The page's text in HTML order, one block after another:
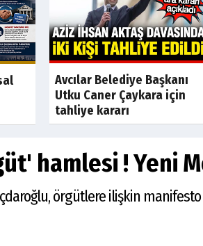
Biyografiler
Son Dakika
Avcılar Belediye Başkanı
Utku Caner Çaykara için
tahliye kararı
hamlesi ! Yeni
örgütlere ilişkin